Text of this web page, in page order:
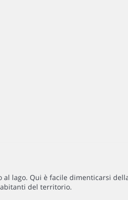
lago. Qui è facile dimenticarsi
del territorio.